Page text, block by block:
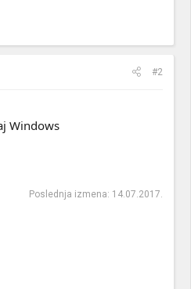
#2
Windows
Poslednja izmena: 14.07.2017.